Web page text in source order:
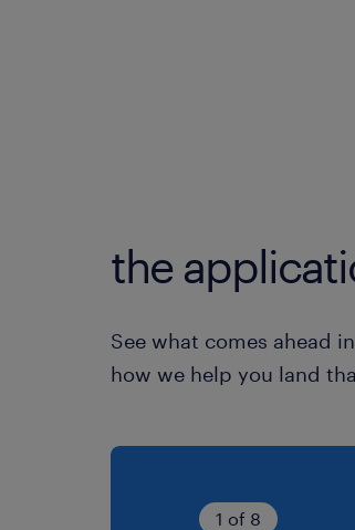
the
See what comes ahead
how we help you land
1 of 8